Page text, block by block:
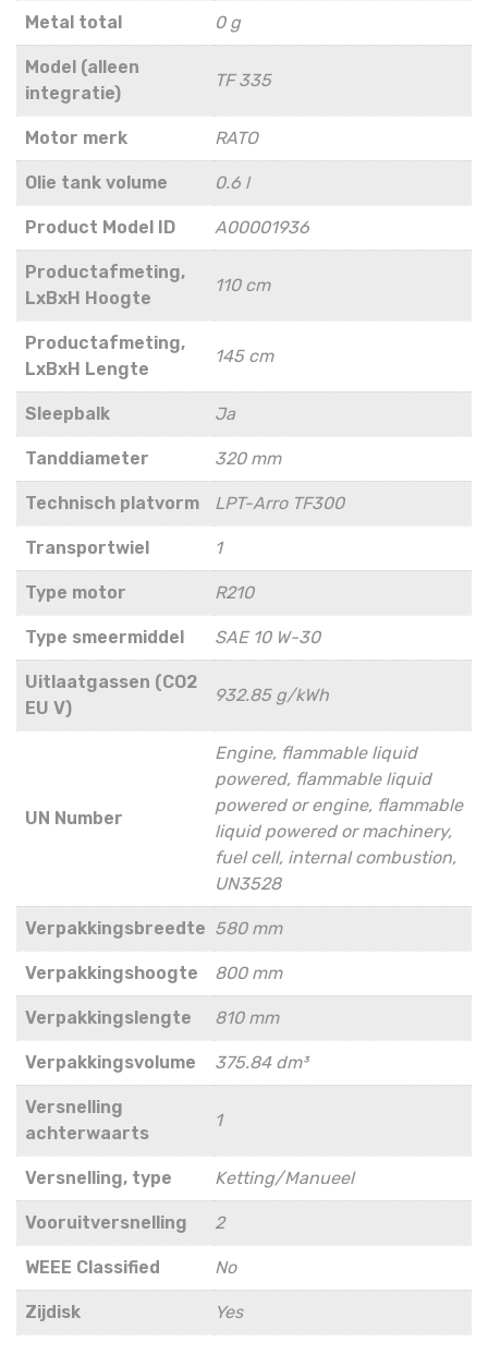
Metal total 0 g
Model (alleen
integratie)
TF 335
Motor merk RATO
Olie tank volume 0.6 l
Product Model ID A00001936
Productafmeting,
LxBxH Hoogte
110 cm
Productafmeting,
LxBxH Lengte
145 cm
Sleepbalk Ja
Tanddiameter 320 mm
Technisch platvorm LPT-Arro TF300
Transportwiel 1
Type motor R210
Type smeermiddel SAE 10 W-30
Uitlaatgassen (CO2
EU V)
932.85 g/kWh
UN Number
Engine, flammable liquid
powered, flammable liquid
powered or engine, flammable
liquid powered or machinery,
fuel cell, internal combustion,
UN3528
Verpakkingsbreedte 580 mm
Verpakkingshoogte 800 mm
Verpakkingslengte 810 mm
Verpakkingsvolume 375.84 dm³
Versnelling
achterwaarts
1
Versnelling, type Ketting/Manueel
Vooruitversnelling 2
WEEE Classified No
Zijdisk Yes